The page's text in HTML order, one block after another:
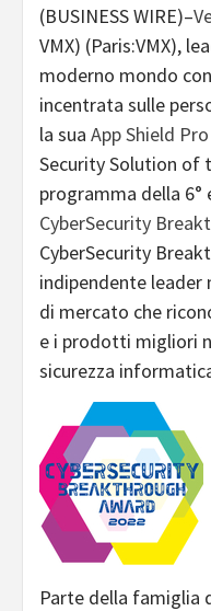
(BUSINESS WIRE)–
VMX) (Paris:VMX),
moderno mondo
incentrata sulle
la sua App Shield Pro
Security Solution of
programma della 6°
CyberSecurity
CyberSecurity
indipendente
di mercato che
e i prodotti migliori
sicurezza
Parte della famiglia